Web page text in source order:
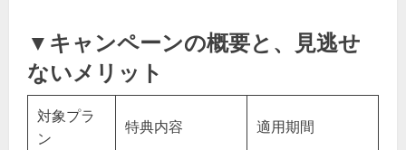
▼キャンペーンの概要と、見逃せ
ないメリット
対象プラ
ン
特典内容 適用期間